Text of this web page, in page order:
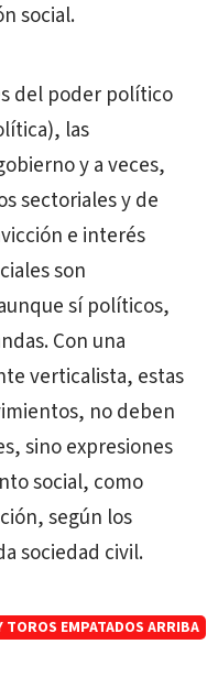
social.
del poder político
las
y a veces,
sectoriales y de
e interés
son
sí políticos,
Con una
verticalista, estas
no deben
sino expresiones
social, como
según los
sociedad civil.
TOROS EMPATADOS ARRIBA